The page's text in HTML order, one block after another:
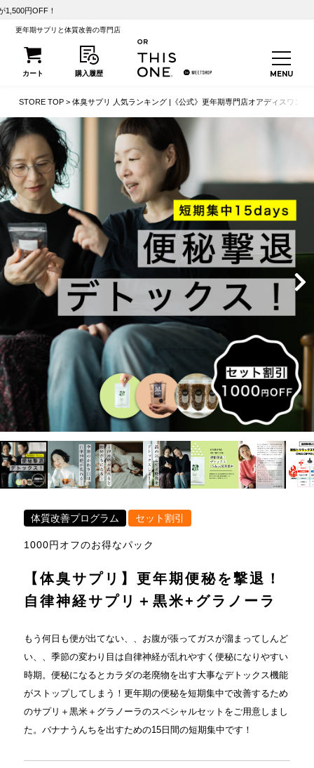
更年期サプリと体質改善の専門店
STORE TOP 体臭サプリ 人気ランキング |《公式》更年期専門店オアディスワン
体質改善プログラム セット割引
1000円オフのお得なパック
【体臭サプリ】更年期便秘を撃退！
自律神経サプリ＋黒米+グラノーラ
もう何日も便が出てない、、お腹が張ってガスが溜まってしんど
い、、季節の変わり目は自律神経が乱れやすく便秘になりやすい
時期。便秘になるとカラダの老廃物を出す大事なデトックス機能
がストップしてしまう！更年期の便秘を短期集中で改善するため
のサプリ＋黒米＋グラノーラのスペシャルセットをご用意しまし
た。バナナうんちを出すための15日間の短期集中です！